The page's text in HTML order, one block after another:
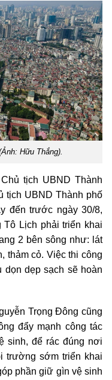
Hữu Thắng).
tịch UBND Thành
tịch UBND Thành phố
đến trước ngày 30/8,
Lịch phải triển khai
2 bên sông như: lát
thảm cỏ. Việc thi công
dọn dẹp sạch sẽ hoàn
Trọng Đông cũng
đẩy mạnh công tác
sinh, để rác đúng nơi
trường sớm triển khai
phần giữ gìn vệ sinh